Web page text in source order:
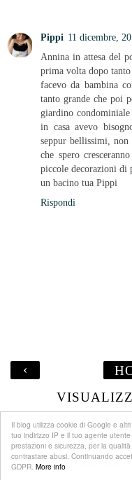
Il blog utilizza cookie di Google e
tuo indirizzo IP e il tuo agente
prestazioni e sicurezza, per la
contrastare abusi. Continuando
GDPR. More info
Pippi 11 dicembre,
Annina in attesa del
prima volta dopo
facevo da bambina
tanto grande che poi
giardino
in casa avevo
seppur bellissimi,
che spero
piccole decorazioni di
un bacino tua Pippi
Rispondi
‹
©2026Anna